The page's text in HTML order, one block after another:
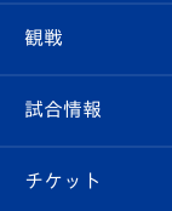
クラブ
試合情報
クラブ概要
観戦
観戦ルール
試合情報
試合日程/結果
チケット